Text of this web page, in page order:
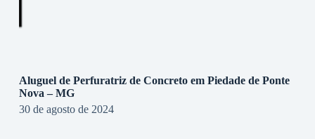
Aluguel de Perfuratriz de Concreto em Piedade de Ponte
Nova – MG
30 de agosto de 2024